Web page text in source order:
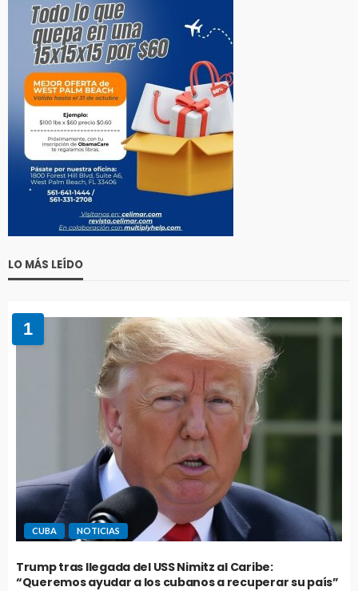
LO MÁS LEÍDO
1
CUBA NOTICIAS
Trump tras llegada del USS Nimitz al Caribe:
“Queremos ayudar a los cubanos a recuperar su país”